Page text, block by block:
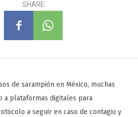
SHARE
de sarampión en México, muchas
a plataformas digitales para
a seguir en caso de contagio y